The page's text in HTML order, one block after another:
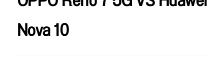
Nova 10